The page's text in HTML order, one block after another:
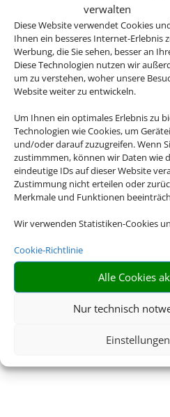
verwalten
Diese Website verwendet Cookies
Ihnen ein besseres Internet-Erlebnis
Werbung, die Sie sehen, besser an
Diese Technologien nutzen wir
um zu verstehen, woher unsere
Website weiter zu entwickeln.
Um Ihnen ein optimales Erlebnis zu
Technologien wie Cookies, um
und/oder darauf zuzugreifen. Wenn
zustimmmen, können wir Daten wie
eindeutige IDs auf dieser Website
Zustimmung nicht erteilen oder
Merkmale und Funktionen
Wir verwenden Statistiken-Cookies
Cookie-Richtlinie
Alle Cookies
Nur technisch